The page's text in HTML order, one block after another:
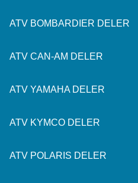
ATV BOMBARDIER DELER
ATV CAN-AM DELER
ATV YAMAHA DELER
ATV KYMCO DELER
ATV POLARIS DELER